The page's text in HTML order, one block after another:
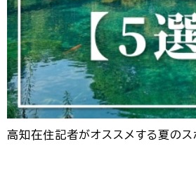
高知在住記者がオススメする夏のスポ